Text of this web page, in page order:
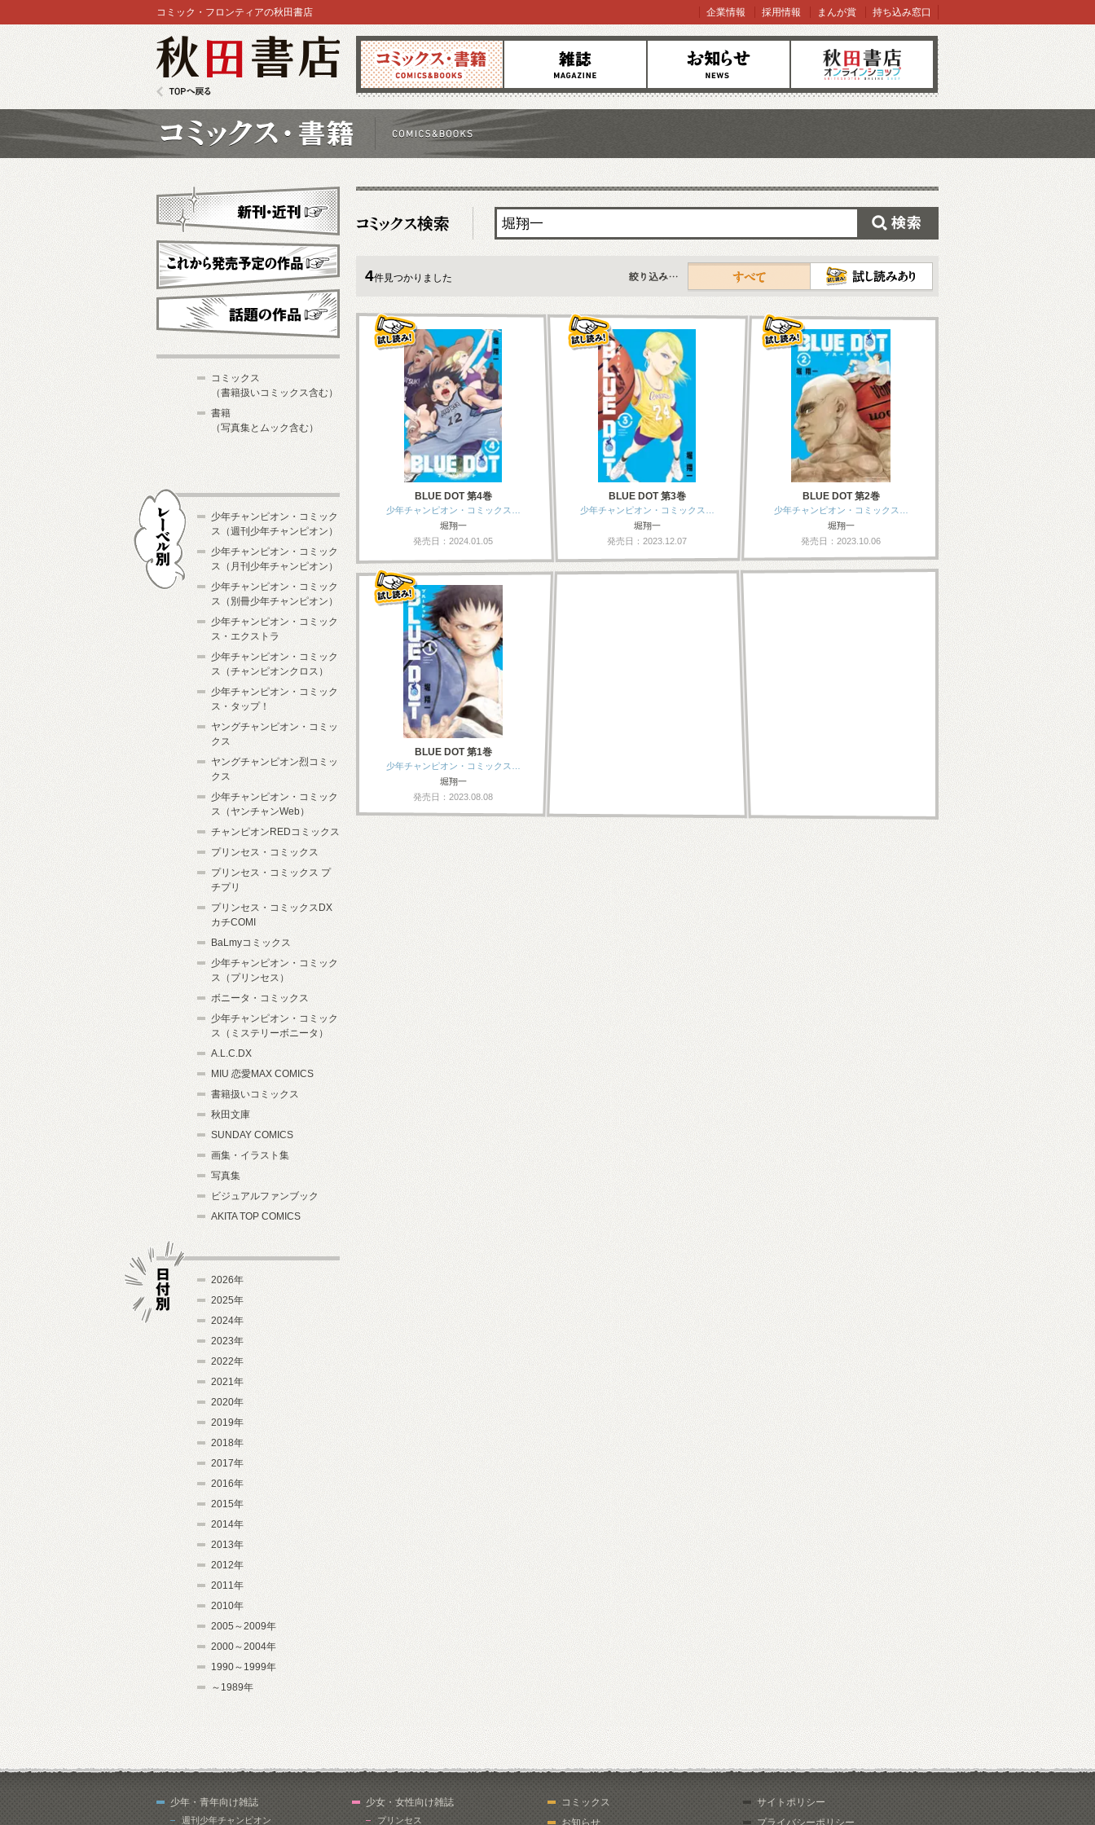
コミックス 雑誌 お知らせ オンラインショップ
コミック・フロンティアの秋田書店 企業情報 採用情報 まんが賞 持ち込み窓口
4件見つかりました
すべて
BLUE DOT 第4巻
少年チャンピオン・コミックス…
堀翔一
発売日：2024.01.05
BLUE DOT 第3巻
少年チャンピオン・コミックス…
堀翔一
発売日：2023.12.07
BLUE DOT 第2巻
少年チャンピオン・コミックス…
堀翔一
発売日：2023.10.06
BLUE DOT 第1巻
少年チャンピオン・コミックス…
堀翔一
発売日：2023.08.08
新刊・近刊
これから発売予定
コミックス
（書籍扱いコミックス含む）
書籍
（写真集とムック含む）
少年チャンピオン・コミック
ス（週刊少年チャンピオン）
少年チャンピオン・コミック
ス（月刊少年チャンピオン）
少年チャンピオン・コミック
ス（別冊少年チャンピオン）
少年チャンピオン・コミック
ス・エクストラ
少年チャンピオン・コミック
ス（チャンピオンクロス）
少年チャンピオン・コミック
ス・タップ！
ヤングチャンピオン・コミッ
クス
ヤングチャンピオン烈コミッ
クス
少年チャンピオン・コミック
ス（ヤンチャンWeb）
チャンピオンREDコミックス
プリンセス・コミックス
プリンセス・コミックス プ
チプリ
プリンセス・コミックスDX
カチCOMI
BaLmyコミックス
少年チャンピオン・コミック
ス（プリンセス）
ボニータ・コミックス
少年チャンピオン・コミック
ス（ミステリーボニータ）
A.L.C.DX
MIU 恋愛MAX COMICS
書籍扱いコミックス
秋田文庫
SUNDAY COMICS
画集・イラスト集
写真集
ビジュアルファンブック
AKITA TOP COMICS
2026年
2025年
2024年
2023年
2022年
2021年
2020年
2019年
2018年
2017年
2016年
2015年
2014年
2013年
2012年
2011年
2010年
2005～2009年
2000～2004年
1990～1999年
～1989年
少年・青年向け雑誌
週刊少年チャンピオン
少女・女性向け雑誌
プリンセス
コミックス
お知らせ
サイトポリシー
プライバシーポリシー